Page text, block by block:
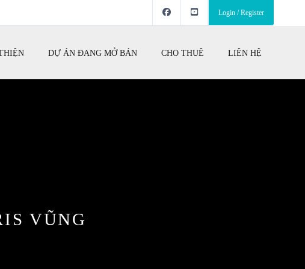
Login / Register
DỰ ÁN ĐANG MỞ BÁN CHO THUÊ LIÊN HỆ
VŨNG